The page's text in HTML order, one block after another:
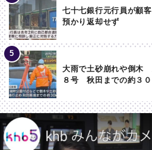
七十七銀行元行員が顧
預かり返却せず
大雨で土砂崩れや倒木
８号 秋田までの約３